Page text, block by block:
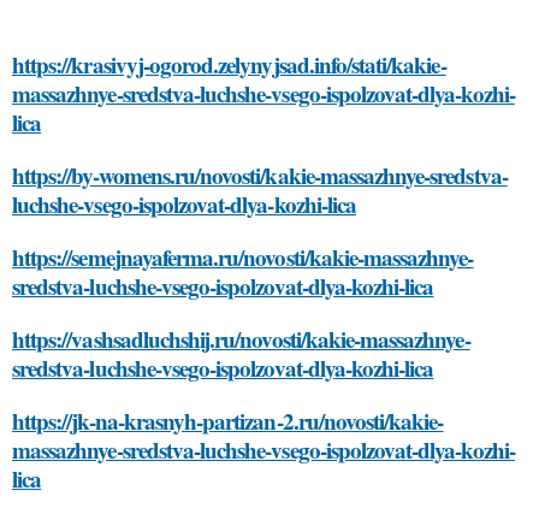
https://krasivyj-ogorod.zelynyjsad.info/stati/kakie-
massazhnye-sredstva-luchshe-vsego-ispolzovat-dlya-kozhi-
lica
https://by-womens.ru/novosti/kakie-massazhnye-sredstva-
luchshe-vsego-ispolzovat-dlya-kozhi-lica
https://semejnayaferma.ru/novosti/kakie-massazhnye-
sredstva-luchshe-vsego-ispolzovat-dlya-kozhi-lica
https://vashsadluchshij.ru/novosti/kakie-massazhnye-
sredstva-luchshe-vsego-ispolzovat-dlya-kozhi-lica
https://jk-na-krasnyh-partizan-2.ru/novosti/kakie-
massazhnye-sredstva-luchshe-vsego-ispolzovat-dlya-kozhi-
lica